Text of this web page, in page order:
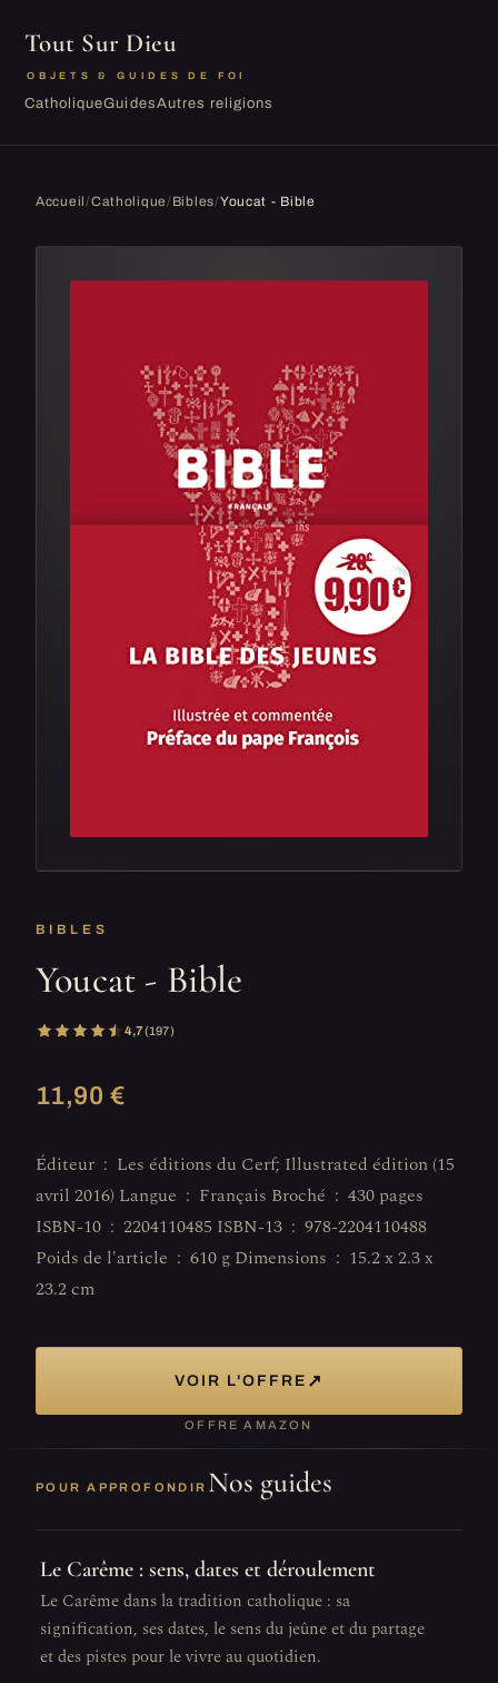
Tout Sur Dieu
OBJETS & GUIDES DE FOI
CatholiqueGuidesAutres religions
Accueil/Catholique/ Bibles/Youcat - Bible
BIBLES
Youcat - Bible
4,7(197)
11,90 €
Éditeur ‏ : ‎ Les éditions du Cerf; Illustrated édition (15
avril 2016) Langue ‏ : ‎ Français Broché ‏ : ‎ 430 pages
ISBN-10 ‏ : ‎ 2204110485 ISBN-13 ‏ : ‎ 978-2204110488
Poids de l'article ‏ : ‎ 610 g Dimensions ‏ : ‎ 15.2 x 2.3 x
23.2 cm
VOIR L'OFFRE ↗
OFFRE AMAZON
POUR APPROFONDIR Nos guides
Le Carême : sens, dates et déroulement
Le Carême dans la tradition catholique : sa
signification, ses dates, le sens du jeûne et du partage
et des pistes pour le vivre au quotidien.